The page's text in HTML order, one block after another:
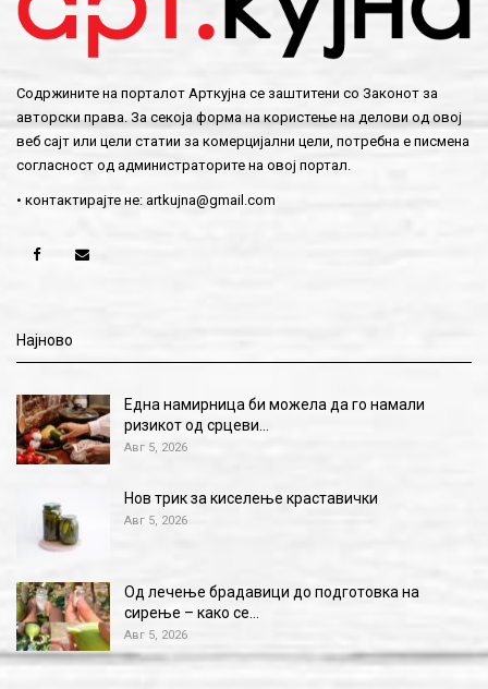
Содржините на порталот Арткујна се заштитени со Законот за
авторски права. За секоја форма на користење на делови од овој
веб сајт или цели статии за комерцијални цели, потребна е писмена
согласност од администраторите на овој портал.
• контактирајте не: artkujna@gmail.com
Најново
Една намирница би можела да го намали
ризикот од срцеви…
Авг 5, 2026
Нов трик за киселење краставички
Авг 5, 2026
Од лечење брадавици до подготовка на
сирење – како се…
Авг 5, 2026